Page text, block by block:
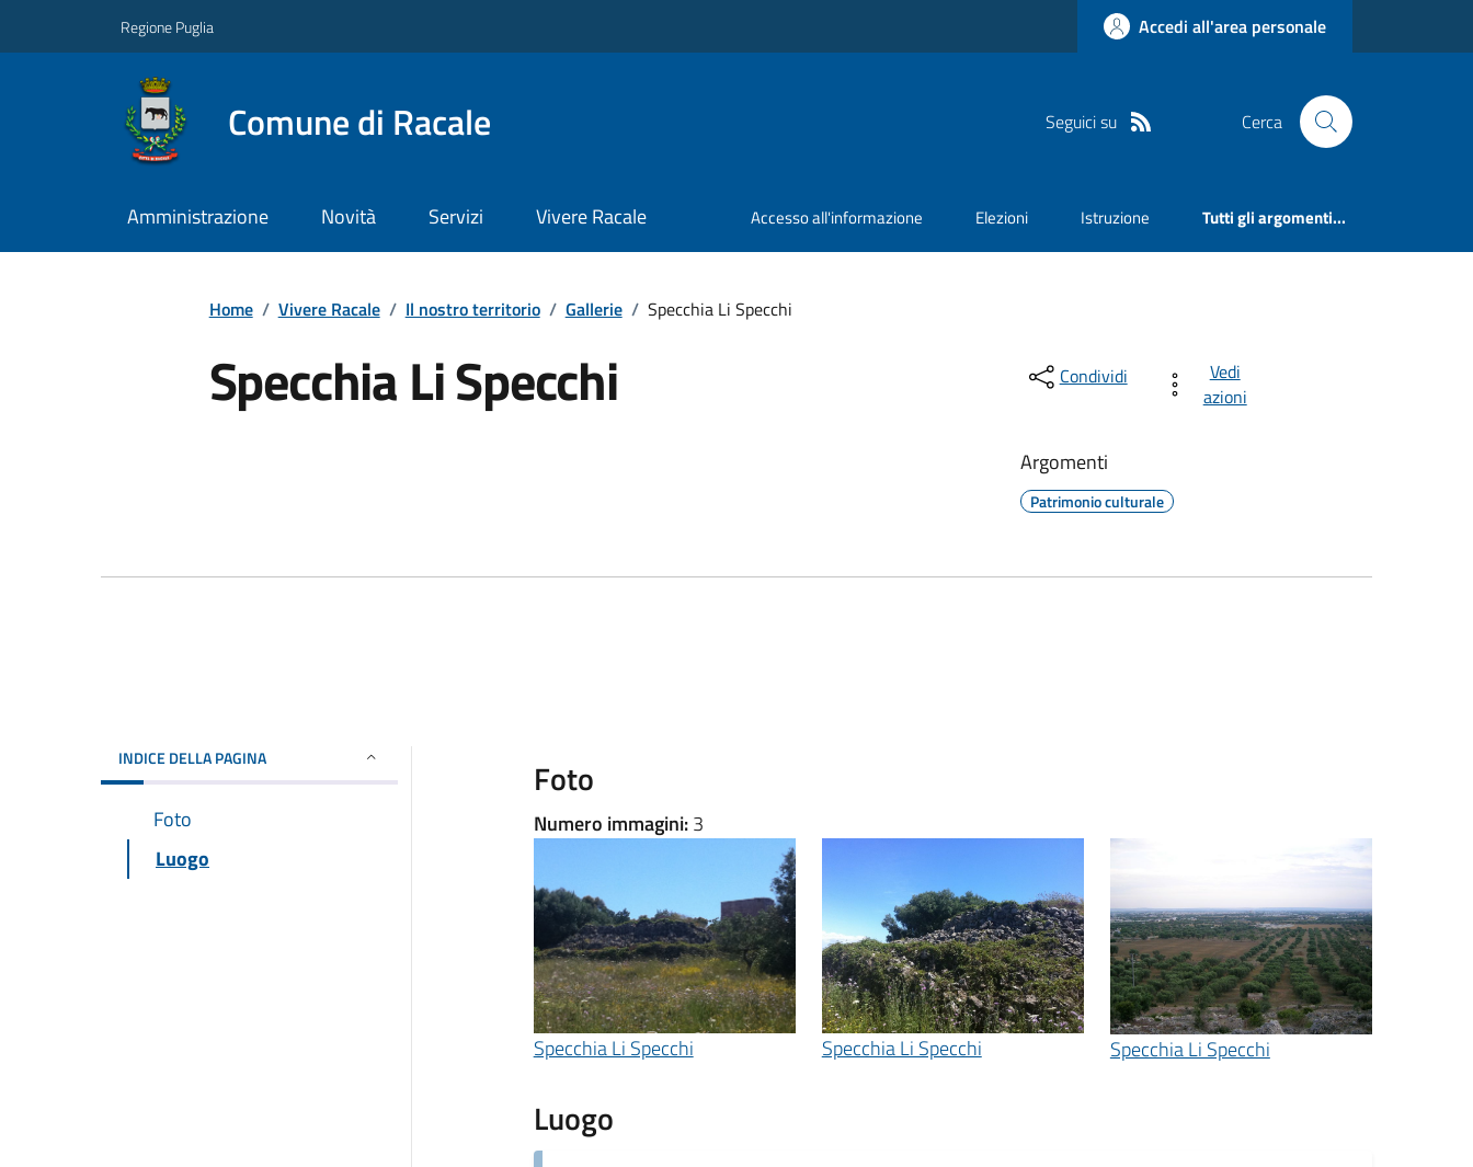
Regione Puglia Accedi all'area personale
Comune di Racale Seguici su Cerca
Amministrazione Novità Servizi Vivere Racale Accesso all'informazione Elezioni Istruzione Tutti gli argomenti...
Home / Vivere Racale / Il nostro territorio / Gallerie / Specchia Li Specchi
Specchia Li Specchi Condividi
Vedi
azioni
Argomenti
Patrimonio culturale
INDICE DELLA PAGINA
Foto
Luogo
Foto
Numero immagini:3
Specchia Li Specchi Specchia Li Specchi Specchia Li Specchi
Luogo